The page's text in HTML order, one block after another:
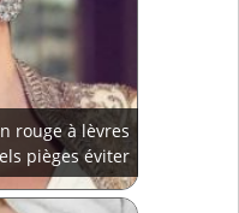
rouge à lèvres
pièges éviter